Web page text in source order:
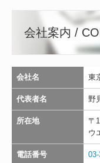
会社案内 /
会社名 東
代表者名 野
所在地
〒
ウ
電話番号